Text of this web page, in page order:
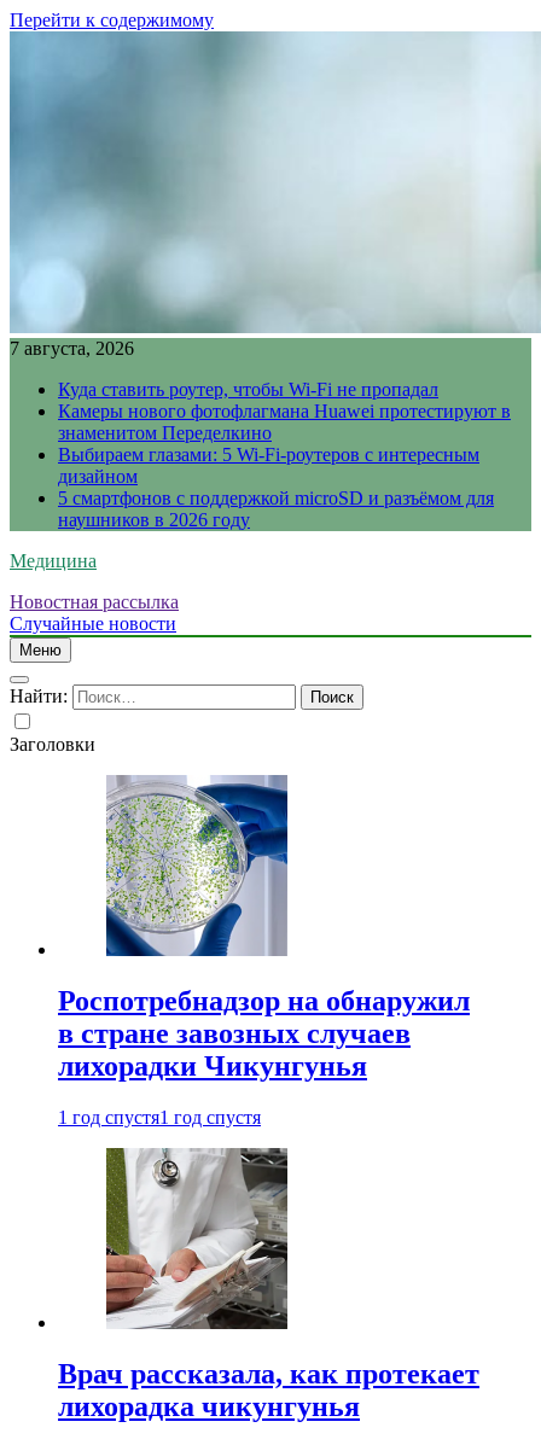
Перейти к содержимому
7 августа, 2026
Куда ставить роутер, чтобы Wi-Fi не пропадал
Камеры нового фотофлагмана Huawei протестируют в
знаменитом Переделкино
Выбираем глазами: 5 Wi-Fi-роутеров с интересным
дизайном
5 смартфонов с поддержкой microSD и разъёмом для
наушников в 2026 году
Медицина
Новостная рассылка
Случайные новости
Меню
Найти:
Заголовки
Роспотребнадзор на обнаружил
в стране завозных случаев
лихорадки Чикунгунья
1 год спустя1 год спустя
Врач рассказала, как протекает
лихорадка чикунгунья